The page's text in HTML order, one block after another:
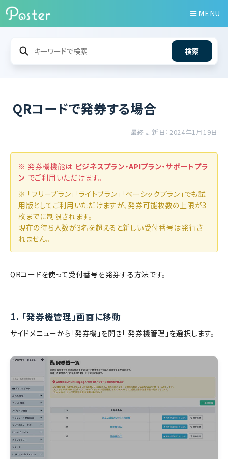
MENU
検索
QRコードで発券する場合
最終更新日：2024年1月19日
※ 発券機機能は ビジネスプラン・APIプラン・サポートプラ
ン でご利用いただけます。
※ 「フリープラン」「ライトプラン」「ベーシックプラン」でも試
用版としてご利用いただけますが、発券可能枚数の上限が3
枚までに制限されます。
現在の待ち人数が3名を超えると新しい受付番号は発行さ
れません。
QRコードを使って受付番号を発券する方法です。
1. 「発券機管理」画面に移動
サイドメニューから「発券機」を開き「 発券機管理」を選択します。